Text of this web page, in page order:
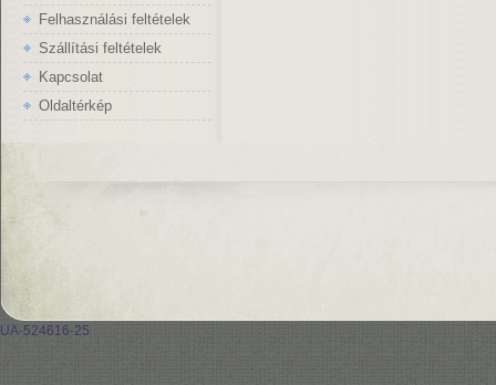
Felhasználási feltételek
Szállítási feltételek
Kapcsolat
Oldaltérkép
UA-524616-25